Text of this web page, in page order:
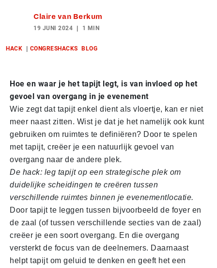
Claire van Berkum
19 JUNI 2024 1 MIN
HACK CONGRESHACKS BLOG
Hoe en waar je het tapijt legt, is van invloed op het
gevoel van overgang in je evenement
Wie zegt dat tapijt enkel dient als vloertje, kan er niet
meer naast zitten. Wist je dat je het namelijk ook kunt
gebruiken om ruimtes te definiëren? Door te spelen
met tapijt, creëer je een natuurlijk gevoel van
overgang naar de andere plek.
De hack: leg tapijt op een strategische plek om
duidelijke scheidingen te creëren tussen
verschillende ruimtes binnen je evenementlocatie.
Door tapijt te leggen tussen bijvoorbeeld de foyer en
de zaal (of tussen verschillende secties van de zaal)
creëer je een soort overgang. En die overgang
versterkt de focus van de deelnemers. Daarnaast
helpt tapijt om geluid te denken en geeft het een